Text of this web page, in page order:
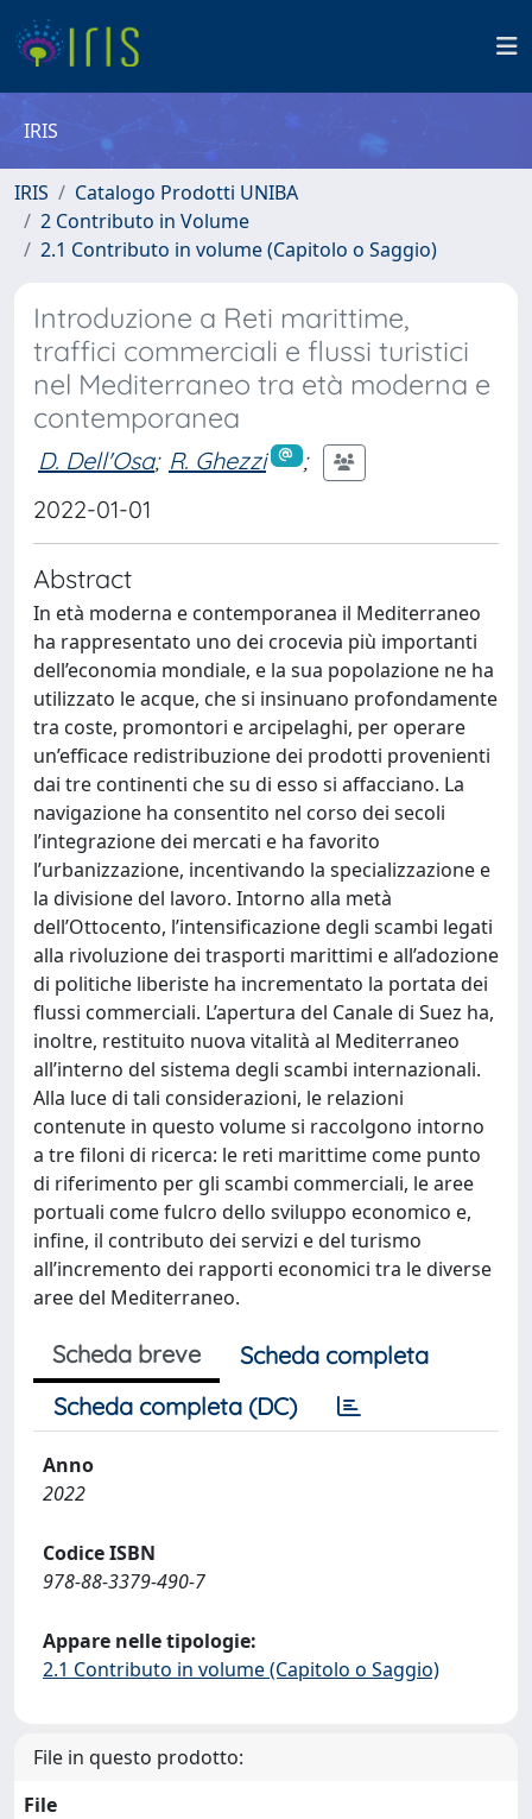
IRIS
IRIS
Catalogo Prodotti UNIBA
2 Contributo in Volume
2.1 Contributo in volume (Capitolo o Saggio)
Introduzione a Reti marittime,
traffici commerciali e flussi turistici
nel Mediterraneo tra età moderna e
contemporanea
D. Dell'Osa; R. Ghezzi
;
2022-01-01
Abstract
In età moderna e contemporanea il Mediterraneo
ha rappresentato uno dei crocevia più importanti
dell’economia mondiale, e la sua popolazione ne ha
utilizzato le acque, che si insinuano profondamente
tra coste, promontori e arcipelaghi, per operare
un’efficace redistribuzione dei prodotti provenienti
dai tre continenti che su di esso si affacciano. La
navigazione ha consentito nel corso dei secoli
l’integrazione dei mercati e ha favorito
l’urbanizzazione, incentivando la specializzazione e
la divisione del lavoro. Intorno alla metà
dell’Ottocento, l’intensificazione degli scambi legati
alla rivoluzione dei trasporti marittimi e all’adozione
di politiche liberiste ha incrementato la portata dei
flussi commerciali. L’apertura del Canale di Suez ha,
inoltre, restituito nuova vitalità al Mediterraneo
all’interno del sistema degli scambi internazionali.
Alla luce di tali considerazioni, le relazioni
contenute in questo volume si raccolgono intorno
a tre filoni di ricerca: le reti marittime come punto
di riferimento per gli scambi commerciali, le aree
portuali come fulcro dello sviluppo economico e,
infine, il contributo dei servizi e del turismo
all’incremento dei rapporti economici tra le diverse
aree del Mediterraneo.
Scheda breve
Scheda completa
Scheda completa (DC)
Anno
2022
Codice ISBN
978-88-3379-490-7
Appare nelle tipologie:
2.1 Contributo in volume (Capitolo o Saggio)
File in questo prodotto:
File